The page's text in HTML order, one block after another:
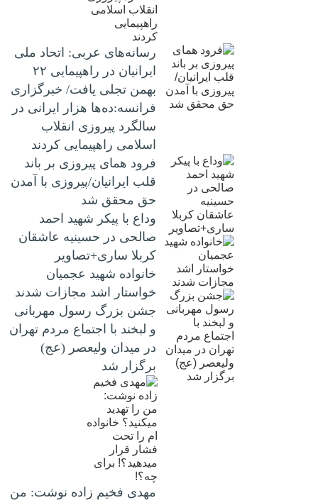
رسانه‌های عربی: اتحاد ملی
ایرانیان در راهپیمایی ۲۲
بهمن تجلی یافت/ خبرگزاری
فرانسه:ده‌ها هزار ایرانی در
سالگرد پیروزی انقلاب
اسلامی راهپیمایی کردند
فرود همای پیروزی بر باند
قلب ایرانیان/پیروزی با آمدن
حق محقق شد
وداع با پیکر شهید احمد
صالحی‌ در حسینیه عاشقان
کربلا ساری+تصاویر
خانواده شهید عجمیان
خواستار اشد مجازات شدند
جشن بزرگ رسول مهربانی
و لبخند با اجتماع مردم تهران
در میدان ولیعصر (عج)
برگزار شد
مهدی فخیم زاده نوشت: من